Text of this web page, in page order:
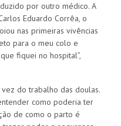
por outro médico. A
Eduardo Corrêa, o
nas primeiras vivências
para o meu colo e
fiquei no hospital”,
do trabalho das doulas.
como poderia ter
de como o parto é